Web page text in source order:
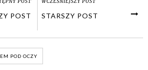
POST STARSZY POST
POD OCZY